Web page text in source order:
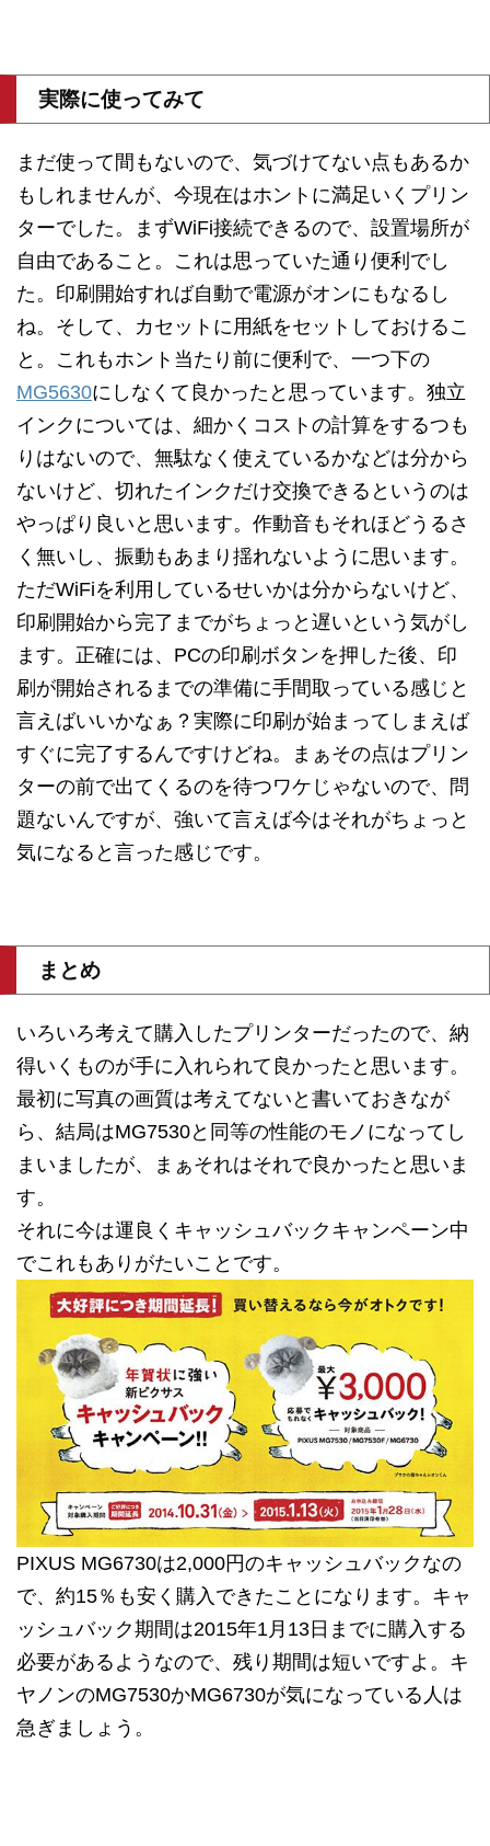
実際に使ってみて
まだ使って間もないので、気づけてない点もあるか
もしれませんが、今現在はホントに満足いくプリン
ターでした。まずWiFi接続できるので、設置場所が
自由であること。これは思っていた通り便利でし
た。印刷開始すれば自動で電源がオンにもなるし
ね。そして、カセットに用紙をセットしておけるこ
と。これもホント当たり前に便利で、一つ下の
MG5630にしなくて良かったと思っています。独立
インクについては、細かくコストの計算をするつも
りはないので、無駄なく使えているかなどは分から
ないけど、切れたインクだけ交換できるというのは
やっぱり良いと思います。作動音もそれほどうるさ
く無いし、振動もあまり揺れないように思います。
ただWiFiを利用しているせいかは分からないけど、
印刷開始から完了までがちょっと遅いという気がし
ます。正確には、PCの印刷ボタンを押した後、印
刷が開始されるまでの準備に手間取っている感じと
言えばいいかなぁ？実際に印刷が始まってしまえば
すぐに完了するんですけどね。まぁその点はプリン
ターの前で出てくるのを待つワケじゃないので、問
題ないんですが、強いて言えば今はそれがちょっと
気になると言った感じです。
まとめ
いろいろ考えて購入したプリンターだったので、納
得いくものが手に入れられて良かったと思います。
最初に写真の画質は考えてないと書いておきなが
ら、結局はMG7530と同等の性能のモノになってし
まいましたが、まぁそれはそれで良かったと思いま
す。
それに今は運良くキャッシュバックキャンペーン中
でこれもありがたいことです。
PIXUS MG6730は2,000円のキャッシュバックなの
で、約15％も安く購入できたことになります。キャ
ッシュバック期間は2015年1月13日までに購入する
必要があるようなので、残り期間は短いですよ。キ
ヤノンのMG7530かMG6730が気になっている人は
急ぎましょう。